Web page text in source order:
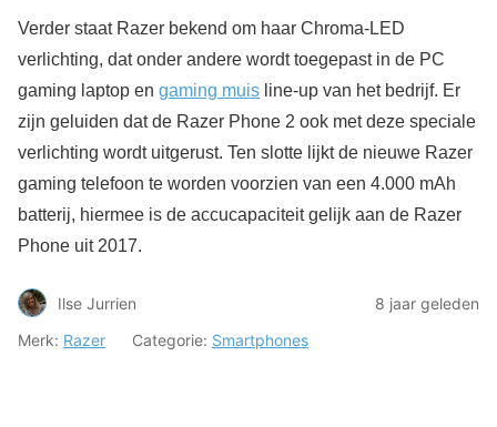
Verder staat Razer bekend om haar Chroma-LED
verlichting, dat onder andere wordt toegepast in de PC
gaming laptop en gaming muis line-up van het bedrijf. Er
zijn geluiden dat de Razer Phone 2 ook met deze speciale
verlichting wordt uitgerust. Ten slotte lijkt de nieuwe Razer
gaming telefoon te worden voorzien van een 4.000 mAh
batterij, hiermee is de accucapaciteit gelijk aan de Razer
Phone uit 2017.
Ilse Jurrien
8 jaar geleden
Merk: Razer Categorie: Smartphones